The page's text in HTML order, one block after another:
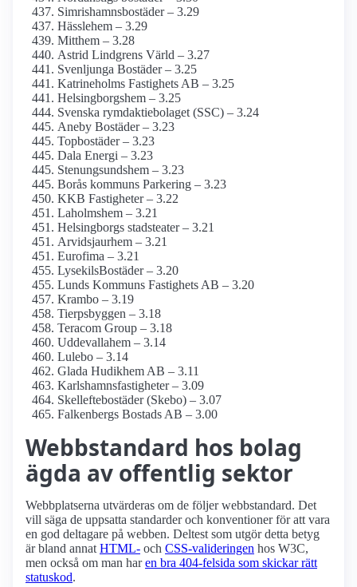
Simrishamnsbostäder – 3.29
Hässlehem – 3.29
Mitthem – 3.28
Astrid Lindgrens Värld – 3.27
Svenljunga Bostäder – 3.25
Katrineholms Fastighets AB – 3.25
Helsingborgshem – 3.25
Svenska rymdaktie­bolaget (SSC) – 3.24
Aneby Bostäder – 3.23
Topbostäder – 3.23
Dala Energi – 3.23
Stenungsundshem – 3.23
Borås kommuns Parkering – 3.23
KKB Fastigheter – 3.22
Laholmshem – 3.21
Helsingborgs stadsteater – 3.21
Arvidsjaurhem – 3.21
Eurofima – 3.21
LysekilsBostäder – 3.20
Lunds Kommuns Fastighets AB – 3.20
Krambo – 3.19
Tierpsbyggen – 3.18
Teracom Group – 3.18
Uddevallahem – 3.14
Lulebo – 3.14
Glada Hudikhem AB – 3.11
Karlshamnsfastigheter – 3.09
Skelleftebostäder (Skebo) – 3.07
Falkenbergs Bostads AB – 3.00
Webbstandard hos bolag
ägda av offentlig sektor
Webbplatserna utvärderas om de följer webbstandard. Det
vill säga de uppsatta standarder och konventioner för att vara
en god deltagare på webben. Deltest som utgör detta betyg
är bland annat HTML- och CSS-valideringen hos W3C,
men också om man haren bra 404-felsida som skickar rätt
statuskod.